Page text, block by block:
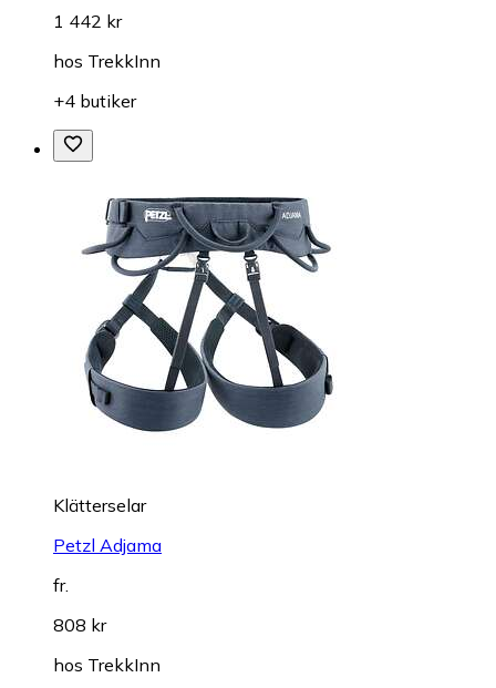
1 442 kr
hos TrekkInn
+4 butiker
Klätterselar
Petzl Adjama
fr.
808 kr
hos TrekkInn